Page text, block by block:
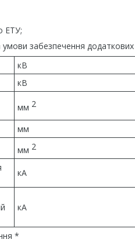
ЕТУ;
умови забезпечення
кВ
кВ
мм 2
мм
мм 2
кА
кА
*